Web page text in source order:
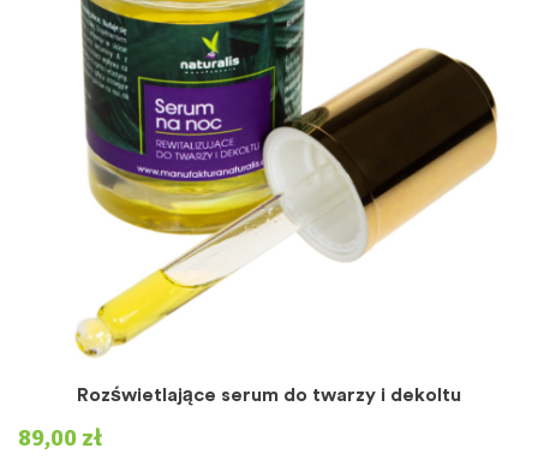
Rozświetlające serum do twarzy i dekoltu
89,00 zł